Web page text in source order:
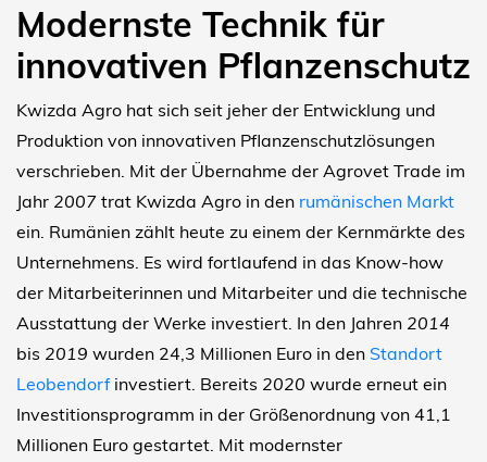
Modernste Technik für
innovativen Pflanzenschutz
Kwizda Agro hat sich seit jeher der Entwicklung und
Produktion von innovativen Pflanzenschutzlösungen
verschrieben. Mit der Übernahme der Agrovet Trade im
Jahr 2007 trat Kwizda Agro in den rumänischen Markt
ein. Rumänien zählt heute zu einem der Kernmärkte des
Unternehmens. Es wird fortlaufend in das Know-how
der Mitarbeiterinnen und Mitarbeiter und die technische
Ausstattung der Werke investiert. In den Jahren 2014
bis 2019 wurden 24,3 Millionen Euro in den Standort
Leobendorfinvestiert. Bereits 2020 wurde erneut ein
Investitionsprogramm in der Größenordnung von 41,1
Millionen Euro gestartet. Mit modernster